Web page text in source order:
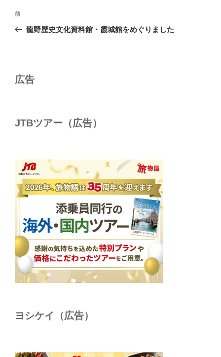
投
ナ
ー
ン
前
の
前
龍野歴史文化資料館・霞城館をめぐりました
広告
JTBツアー（広告）
ヨシケイ（広告）